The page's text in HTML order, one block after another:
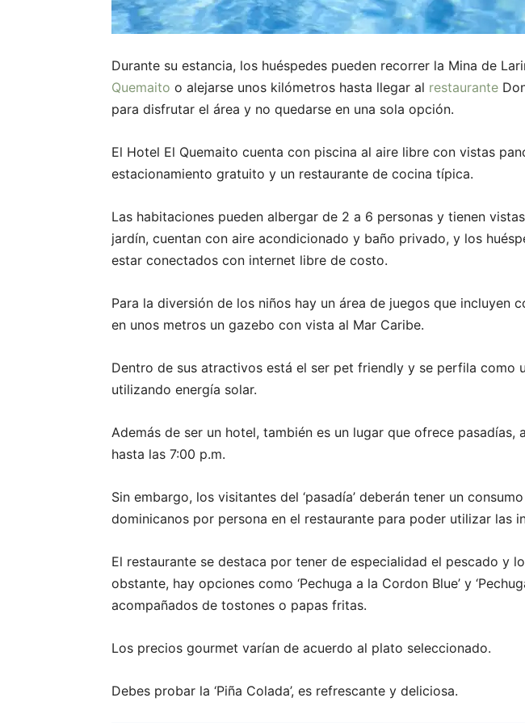
Durante su estancia, los huéspedes pueden recorrer la Mina de
Quemaito o alejarse unos kilómetros hasta llegar al restaurante
para disfrutar el área y no quedarse en una sola opción.
El Hotel El Quemaito cuenta con piscina al aire libre con vistas
estacionamiento gratuito y un restaurante de cocina típica.
Las habitaciones pueden albergar de 2 a 6 personas y tienen
jardín, cuentan con aire acondicionado y baño privado, y los
estar conectados con internet libre de costo.
Para la diversión de los niños hay un área de juegos que incluyen
en unos metros un gazebo con vista al Mar Caribe.
Dentro de sus atractivos está el ser pet friendly y se perfila como
utilizando energía solar.
Además de ser un hotel, también es un lugar que ofrece pasadías,
hasta las 7:00 p.m.
Sin embargo, los visitantes del ‘pasadía’ deberán tener un
dominicanos por persona en el restaurante para poder utilizar las
El restaurante se destaca por tener de especialidad el pescado y
obstante, hay opciones como ‘Pechuga a la Cordon Blue’ y
acompañados de tostones o papas fritas.
Los precios gourmet varían de acuerdo al plato seleccionado.
Debes probar la ‘Piña Colada’, es refrescante y deliciosa.